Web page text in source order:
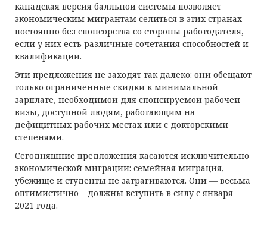
канадская версия балльной системы позволяет
экономическим мигрантам селиться в этих странах
постоянно без спонсорства со стороны работодателя,
если у них есть различные сочетания способностей и
квалификации.
Эти предложения не заходят так далеко: они обещают
только ограниченные скидки к минимальной
зарплате, необходимой для спонсируемой рабочей
визы, доступной людям, работающим на
дефицитных рабочих местах или с докторскими
степенями.
Сегодняшние предложения касаются исключительно
экономической миграции: семейная миграция,
убежище и студенты не затрагиваются. Они — весьма
оптимистично – должны вступить в силу с января
2021 года.